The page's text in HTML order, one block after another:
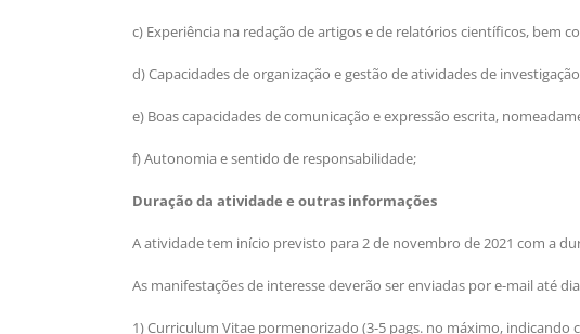
c) Experiência na redação de artigos e de relatórios científicos, bem
d) Capacidades de organização e gestão de atividades de
e) Boas capacidades de comunicação e expressão escrita,
f) Autonomia e sentido de responsabilidade;
Duração da atividade e outras informações
A atividade tem início previsto para 2 de novembro de 2021 com a
As manifestações de interesse deverão ser enviadas por e-mail até dia
1) Curriculum Vitae pormenorizado (3-5 pags. no máximo,